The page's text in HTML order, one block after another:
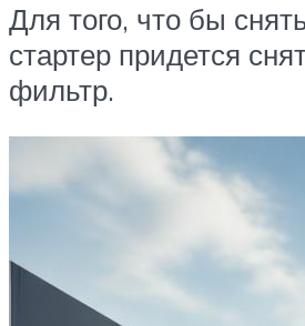
Для того, что бы
стартер придется
фильтр.